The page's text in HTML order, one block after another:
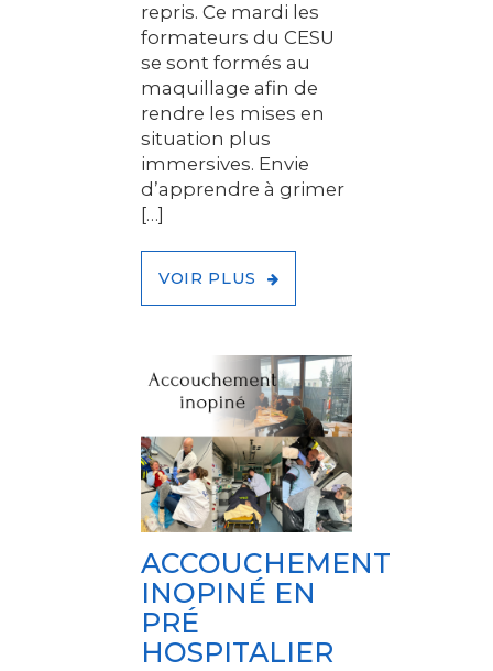
repris. Ce mardi les
formateurs du CESU
se sont formés au
maquillage afin de
rendre les mises en
situation plus
immersives. Envie
d’apprendre à grimer
[…]
VOIR PLUS
ACCOUCHEMENT
INOPINÉ EN
PRÉ
HOSPITALIER